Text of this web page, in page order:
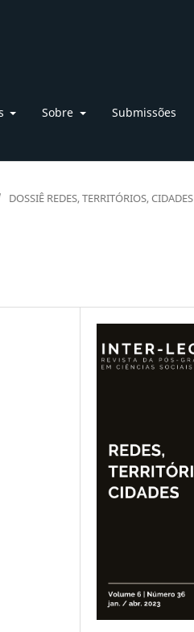
Sobre Submissões
DOSSIÊ REDES, TERRITÓRIOS, CIDADES